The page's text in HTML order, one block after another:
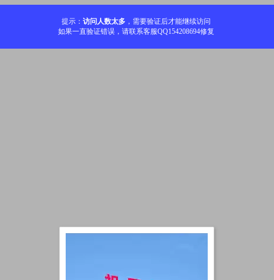
提示： 访问人数太多 ，需要验证后才能继续访问
如果一直验证错误，请联系客服QQ154208694修复